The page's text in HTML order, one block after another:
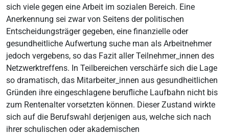
sich viele gegen eine Arbeit im sozialen Bereich. Eine
Anerkennung sei zwar von Seitens der politischen
Entscheidungsträger gegeben, eine finanzielle oder
gesundheitliche Aufwertung suche man als Arbeitnehmer
jedoch vergebens, so das Fazit aller Teilnehmer_innen des
Netzwerktreffens. In Teilbereichen verschärfe sich die Lage
so dramatisch, das Mitarbeiter_innen aus gesundheitlichen
Gründen ihre eingeschlagene berufliche Laufbahn nicht bis
zum Rentenalter vorsetzten können. Dieser Zustand wirkte
sich auf die Berufswahl derjenigen aus, welche sich nach
ihrer schulischen oder akademischen